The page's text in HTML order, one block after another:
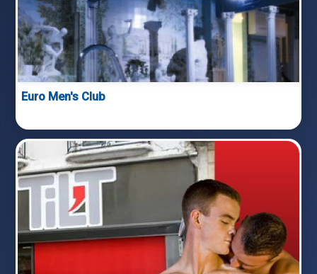
Euro Men's Club